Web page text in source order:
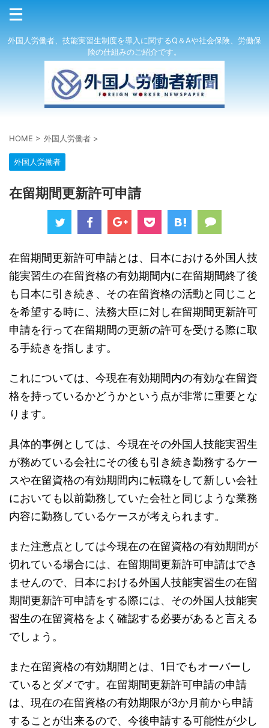
外国人労働者、技能実習生制度を導入に関するQ＆Aや社会保険、労働保
険の仕組みのご紹介です。
HOME > 外国人労働者 >
外国人労働者
在留期間更新許可申請
在留期間更新許可申請とは、日本における外国人技
能実習生の在留資格の有効期間内に在留期間終了後
も日本に引き続き、その在留資格の活動と同じこと
を希望する時に、法務大臣に対し在留期間更新許可
申請を行って在留期間の更新の許可を受ける際に取
る手続きを指します。
これについては、今現在有効期間内の有効な在留資
格を持っているかどうかという点が非常に重要とな
ります。
具体的事例としては、今現在その外国人技能実習生
が務めている会社にその後も引き続き勤務するケー
スや在留資格の有効期間内に転職をして新しい会社
においても以前勤務していた会社と同じような業務
内容に勤務しているケースが考えられます。
また注意点としては今現在の在留資格の有効期間が
切れている場合には、在留期間更新許可申請はでき
ませんので、日本における外国人技能実習生の在留
期間更新許可申請をする際には、その外国人技能実
習生の在留資格をよく確認する必要があると言える
でしょう。
また在留資格の有効期間とは、1日でもオーバーし
ているとダメです。在留期間更新許可申請の申請
は、現在の在留資格の有効期限が3か月前から申請
することが出来るので、今後申請する可能性が少し